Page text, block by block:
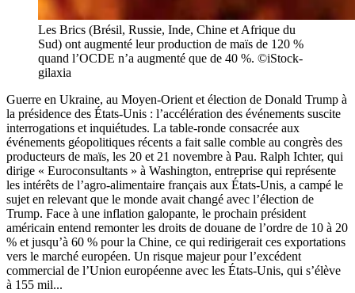
Les Brics (Brésil, Russie, Inde, Chine et Afrique du
Sud) ont augmenté leur production de maïs de 120 %
quand l’OCDE n’a augmenté que de 40 %. ©iStock-
gilaxia
Guerre en Ukraine, au Moyen-Orient et élection de Donald Trump à
la présidence des États-Unis : l’accélération des événements suscite
interrogations et inquiétudes. La table-ronde consacrée aux
événements géopolitiques récents a fait salle comble au congrès des
producteurs de maïs, les 20 et 21 novembre à Pau. Ralph Ichter, qui
dirige « Euroconsultants » à Washington, entreprise qui représente
les intérêts de l’agro-alimentaire français aux États-Unis, a campé le
sujet en relevant que le monde avait changé avec l’élection de
Trump. Face à une inflation galopante, le prochain président
américain entend remonter les droits de douane de l’ordre de 10 à 20
% et jusqu’à 60 % pour la Chine, ce qui redirigerait ces exportations
vers le marché européen. Un risque majeur pour l’excédent
commercial de l’Union européenne avec les États-Unis, qui s’élève
à 155 mil...